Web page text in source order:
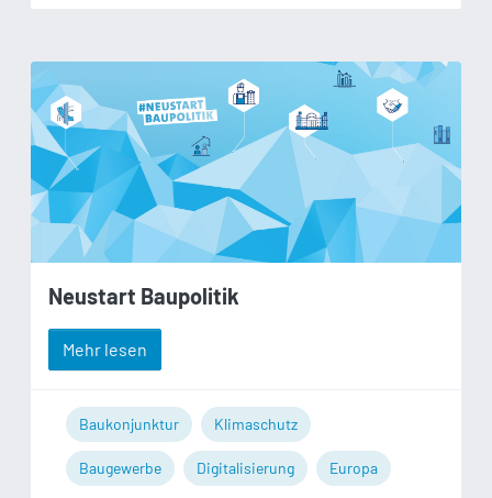
Neustart Baupolitik
Mehr lesen
Baukonjunktur Klimaschutz
Baugewerbe Digitalisierung Europa